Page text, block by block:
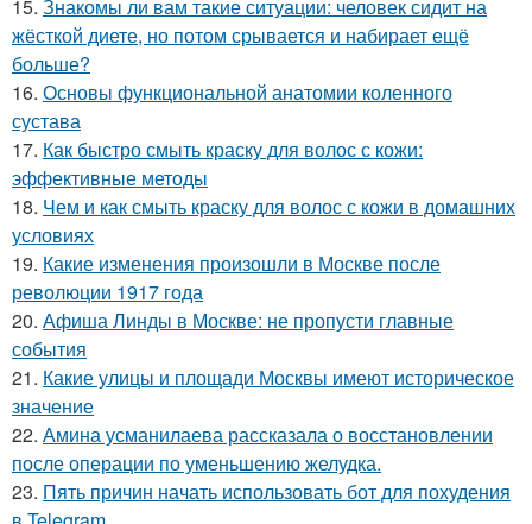
15. Знакомы ли вам такие ситуации: человек сидит на
жёсткой диете, но потом срывается и набирает ещё
больше?
16. Основы функциональной анатомии коленного
сустава
17. Как быстро смыть краску для волос с кожи:
эффективные методы
18. Чем и как смыть краску для волос с кожи в домашних
условиях
19. Какие изменения произошли в Москве после
революции 1917 года
20. Афиша Линды в Москве: не пропусти главные
события
21. Какие улицы и площади Москвы имеют историческое
значение
22. Амина усманилаева рассказала о восстановлении
после операции по уменьшению желудка.
23. Пять причин начать использовать бот для похудения